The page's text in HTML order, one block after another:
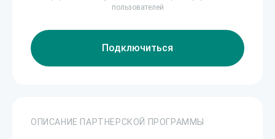
пользователей
Подключиться
ОПИСАНИЕ ПАРТНЕРСКОЙ ПРОГРАММЫ